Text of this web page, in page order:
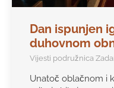
Dan ispunjen
duhovnom
Vijesti podružnica
Unatoč oblačnom i